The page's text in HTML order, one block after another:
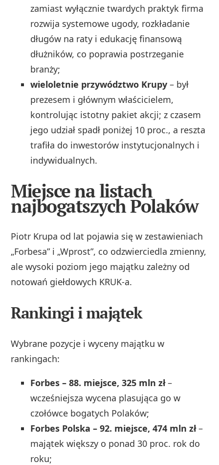
zamiast wyłącznie twardych praktyk firma
rozwija systemowe ugody, rozkładanie
długów na raty i edukację finansową
dłużników, co poprawia postrzeganie
branży;
wieloletnie przywództwo Krupy – był
prezesem i głównym właścicielem,
kontrolując istotny pakiet akcji; z czasem
jego udział spadł poniżej 10 proc., a reszta
trafiła do inwestorów instytucjonalnych i
indywidualnych.
Miejsce na listach
najbogatszych Polaków
Piotr Krupa od lat pojawia się w zestawieniach
„Forbesa” i „Wprost”, co odzwierciedla zmienny,
ale wysoki poziom jego majątku zależny od
notowań giełdowych KRUK-a.
Rankingi i majątek
Wybrane pozycje i wyceny majątku w
rankingach:
Forbes – 88. miejsce, 325 mln zł–
wcześniejsza wycena plasująca go w
czołówce bogatych Polaków;
Forbes Polska – 92. miejsce, 474 mln zł–
majątek większy o ponad 30 proc. rok do
roku;